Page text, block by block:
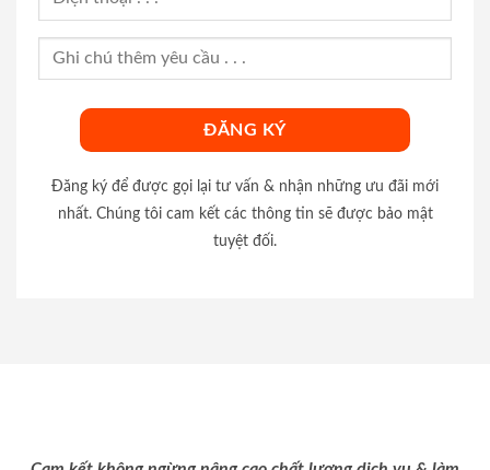
Đăng ký để được gọi lại tư vấn & nhận những ưu đãi mới
nhất. Chúng tôi cam kết các thông tin sẽ được bảo mật
tuyệt đối.